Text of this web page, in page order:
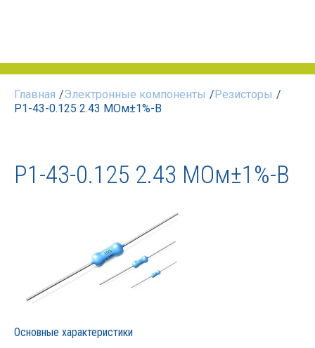
Главная /Электронные компоненты /Резисторы /
Р1-43-0.125 2.43 МОм±1%-В
Р1-43-0.125 2.43 МОм±1%-В
Основные характеристики